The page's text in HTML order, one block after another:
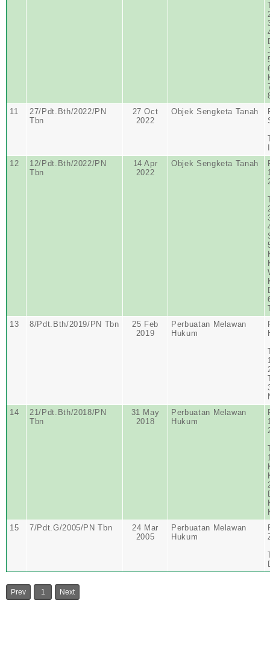
11
27/Pdt.Bth/2022/PN
Tbn
27 Oct
2022
Objek Sengketa Tanah
12
12/Pdt.Bth/2022/PN
Tbn
14 Apr
2022
Objek Sengketa Tanah
13
8/Pdt.Bth/2019/PN Tbn
25 Feb
2019
Perbuatan Melawan
Hukum
14
21/Pdt.Bth/2018/PN
Tbn
31 May
2018
Perbuatan Melawan
Hukum
15
7/Pdt.G/2005/PN Tbn
24 Mar
2005
Perbuatan Melawan
Hukum
Prev 1 Next